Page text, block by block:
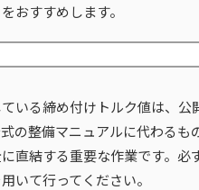
おすすめします。
いる締め付けトルク値は、
の整備マニュアルに代わるも
直結する重要な作業です。
いて行ってください。